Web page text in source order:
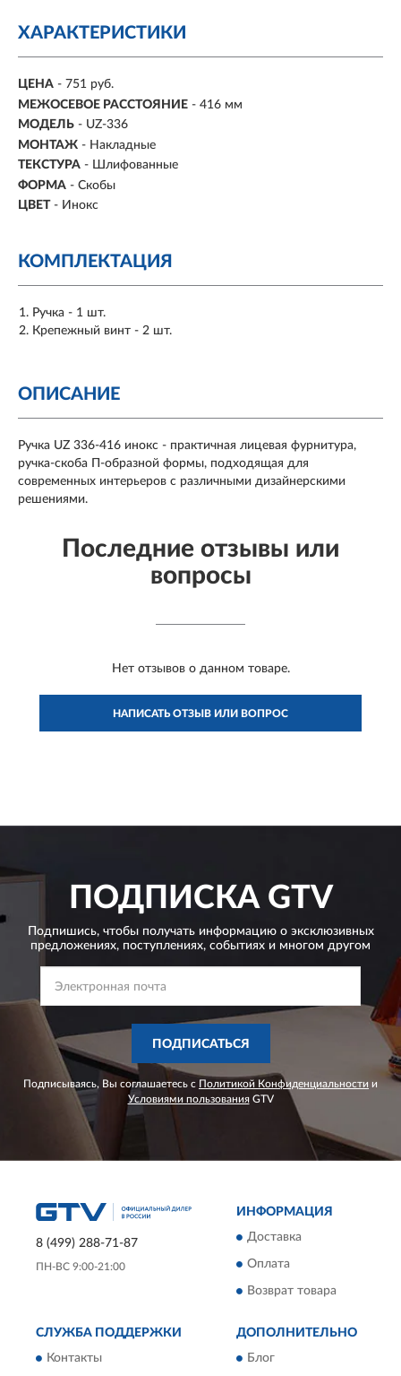
ХАРАКТЕРИСТИКИ
ЦЕНА - 751 руб.
МЕЖОСЕВОЕ РАССТОЯНИЕ - 416 мм
МОДЕЛЬ - UZ-336
МОНТАЖ - Накладные
ТЕКСТУРА - Шлифованные
ФОРМА - Скобы
ЦВЕТ - Инокс
КОМПЛЕКТАЦИЯ
Ручка - 1 шт.
Крепежный винт - 2 шт.
ОПИСАНИЕ
Ручка UZ 336-416 инокс - практичная лицевая фурнитура,
ручка-скоба П-образной формы, подходящая для
современных интерьеров с различными дизайнерскими
решениями.
Последние отзывы или
вопросы
Нет отзывов о данном товаре.
НАПИСАТЬ ОТЗЫВ ИЛИ ВОПРОС
ПОДПИСКАGTV
Подпишись, чтобы получать информацию о эксклюзивных
предложениях, поступлениях, событиях и многом другом
ПОДПИСАТЬСЯ
Подписываясь, Вы соглашаетесь с Политикой Конфиденциальности и
Условиями пользованияGTV
8 (499) 288-71-87
ПН-ВС 9:00-21:00
ИНФОРМАЦИЯ
Доставка
Оплата
Возврат товара
СЛУЖБА ПОДДЕРЖКИ
Контакты
ДОПОЛНИТЕЛЬНО
Блог